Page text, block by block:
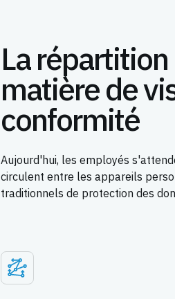
La
matière de
conformité
Aujourd'hui, les employés
circulent entre les appareils
traditionnels de protection des